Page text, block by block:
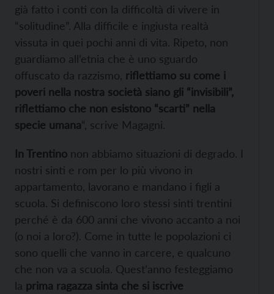
già fatto i conti con la difficoltà di vivere in
“solitudine”. Alla difficile e ingiusta realtà
vissuta in quei pochi anni di vita. Ripeto, non
guardiamo all’etnia che è uno sguardo
offuscato da razzismo, riflettiamo su come i
poveri nella nostra società siano gli “invisibili”,
riflettiamo che non esistono “scarti” nella
specie umana“, scrive Magagni.
In Trentino non abbiamo situazioni di degrado. I
nostri sinti e rom per lo più vivono in
appartamento, lavorano e mandano i figli a
scuola. Si definiscono loro stessi sinti trentini
perché è da 600 anni che vivono accanto a noi
(o noi a loro?). Come in tutte le popolazioni ci
sono quelli che vanno in carcere, e qualcuno
che non va a scuola. Quest’anno festeggiamo
la prima ragazza sinta che si iscrive